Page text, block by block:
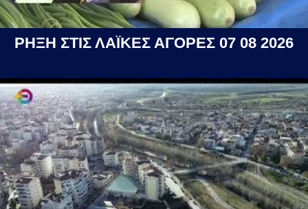
ΡΗΞΗ ΣΤΙΣ ΛΑΪΚΕΣ ΑΓΟΡΕΣ 07 08 2026